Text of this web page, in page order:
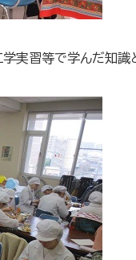
実習等で学んだ知識